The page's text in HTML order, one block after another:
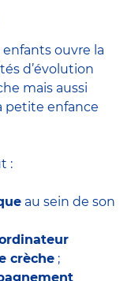
ouvre la
d’évolution
mais aussi
petite enfance
:
au sein de son
crèche ;